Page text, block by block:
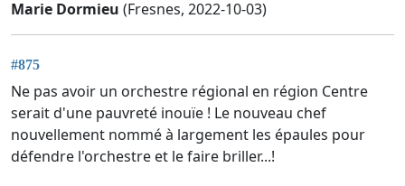
Marie Dormieu (Fresnes, 2022-10-03)
#875
Ne pas avoir un orchestre régional en région Centre
serait d'une pauvreté inouïe ! Le nouveau chef
nouvellement nommé à largement les épaules pour
défendre l'orchestre et le faire briller...!